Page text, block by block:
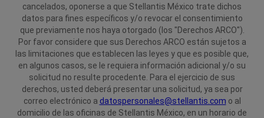
cancelados, oponerse a que Stellantis México trate dichos
datos para fines específicos y/o revocar el consentimiento
que previamente nos haya otorgado (los "Derechos ARCO").
Por favor considere que sus Derechos ARCO están sujetos a
las limitaciones que establecen las leyes y que es posible que,
en algunos casos, se le requiera información adicional y/o su
solicitud no resulte procedente. Para el ejercicio de sus
derechos, usted deberá presentar una solicitud, ya sea por
correo electrónico a datospersonales@stellantis.com o al
domicilio de las oficinas de Stellantis México, en un horario de